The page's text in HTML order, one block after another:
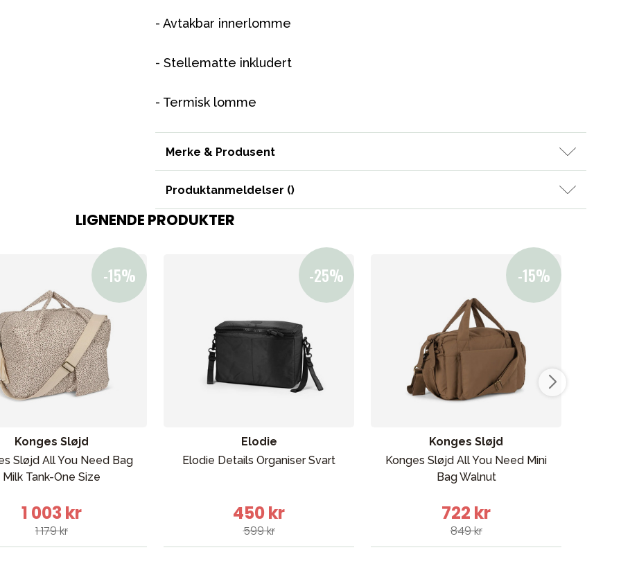
- Avtakbar innerlomme
- Stellematte inkludert
- Termisk lomme
Merke & Produsent
Produktanmeldelser ()
LIGNENDE PRODUKTER
Konges Sløjd
Sløjd All You Need Bag
Milk Tank-One Size
1 003 kr
1 179 kr
Elodie
Elodie Details Organiser Svart
450 kr
599 kr
Konges Sløjd
Konges Sløjd All You Need Mini
Bag Walnut
722 kr
849 kr
Mamma & Pappa
Møbler & seng
Tilbehør
Reservedeler
Våre favoritter
Varemerker
Outlet Kontakt oss på